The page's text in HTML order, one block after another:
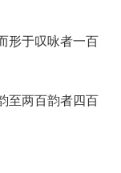
形于叹咏者一百
至两百韵者四百